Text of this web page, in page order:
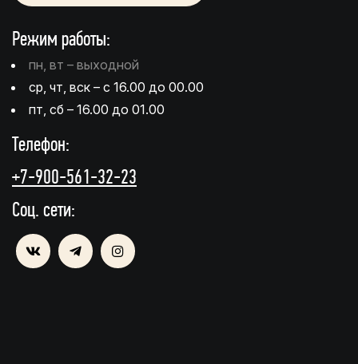
Режим работы:
пн, вт – выходной
ср, чт, вск – с 16.00 до 00.00
пт, сб – 16.00 до 01.00
Телефон:
+7-900-561-32-23
Соц. сети: